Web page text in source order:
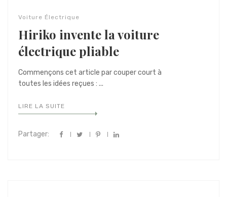
Voiture Électrique
Hiriko invente la voiture
électrique pliable
Commençons cet article par couper court à
toutes les idées reçues : ...
LIRE LA SUITE
Partager: